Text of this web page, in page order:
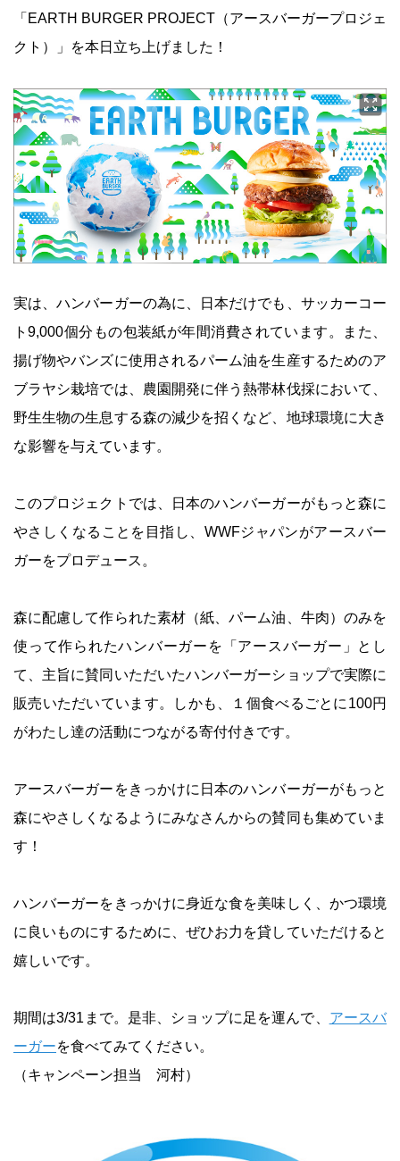
「EARTH BURGER PROJECT（アースバーガープロジェ
クト）」を本日立ち上げました！
実は、ハンバーガーの為に、日本だけでも、サッカーコー
ト9,000個分もの包装紙が年間消費されています。また、
揚げ物やバンズに使用されるパーム油を生産するためのア
ブラヤシ栽培では、農園開発に伴う熱帯林伐採において、
野生生物の生息する森の減少を招くなど、地球環境に大き
な影響を与えています。
このプロジェクトでは、日本のハンバーガーがもっと森に
やさしくなることを目指し、WWFジャパンがアースバー
ガーをプロデュース。
森に配慮して作られた素材（紙、パーム油、牛肉）のみを
使って作られたハンバーガーを「アースバーガー」とし
て、主旨に賛同いただいたハンバーガーショップで実際に
販売いただいています。しかも、１個食べるごとに100円
がわたし達の活動につながる寄付付きです。
アースバーガーをきっかけに日本のハンバーガーがもっと
森にやさしくなるようにみなさんからの賛同も集めていま
す！
ハンバーガーをきっかけに身近な食を美味しく、かつ環境
に良いものにするために、ぜひお力を貸していただけると
嬉しいです。
期間は3/31まで。是非、ショップに足を運んで、 アースバ
ーガーを食べてみてください。
（キャンペーン担当 河村）